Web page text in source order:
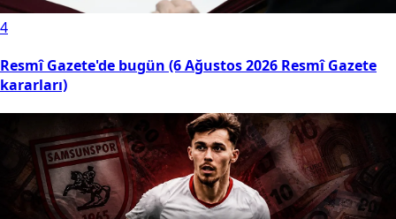
4
Resmî Gazete'de bugün (6 Ağustos 2026 Resmî Gazete
kararları)